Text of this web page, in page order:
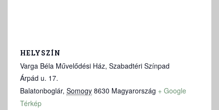
HELYSZÍN
Varga Béla Művelődési Ház, Szabadtéri Színpad
Árpád u. 17.
Balatonboglár, Somogy 8630 Magyarország + Google
Térkép